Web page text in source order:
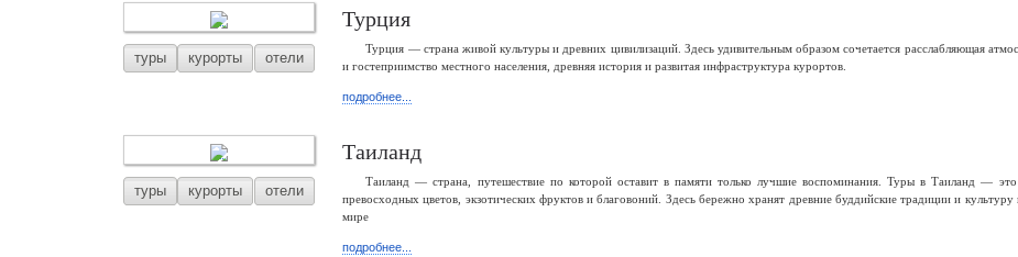
туры курорты отели
Турция
Турция — страна живой культуры и древних цивилизаций. Здесь удивительным образом сочетается расслабляющая
и гостеприимство местного населения, древняя история и развитая инфраструктура курортов.
подробнее...
туры курорты отели
Таиланд
Таиланд — страна, путешествие по которой оставит в памяти только лучшие воспоминания. Туры в Таиланд — это
превосходных цветов, экзотических фруктов и благовоний. Здесь бережно хранят древние буддийские традиции и
мире
подробнее...